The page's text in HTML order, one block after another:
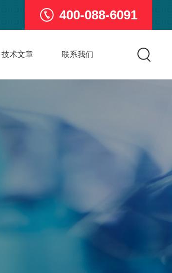
400-088-6091
技术文章 联系我们